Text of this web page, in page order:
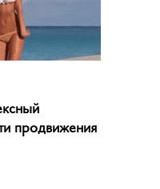
продвижения